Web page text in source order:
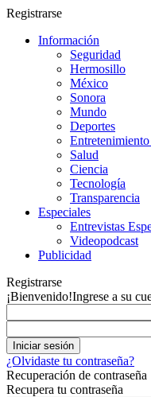
Registrarse
Información
Seguridad
Hermosillo
México
Sonora
Mundo
Deportes
Salud
Ciencia
Tecnología
Transparencia
Especiales
Entrevistas
Videopodcast
Publicidad
Registrarse
¡Bienvenido!Ingrese a su
¿Olvidaste tu contraseña?
Recuperación de contraseña
Recupera tu contraseña